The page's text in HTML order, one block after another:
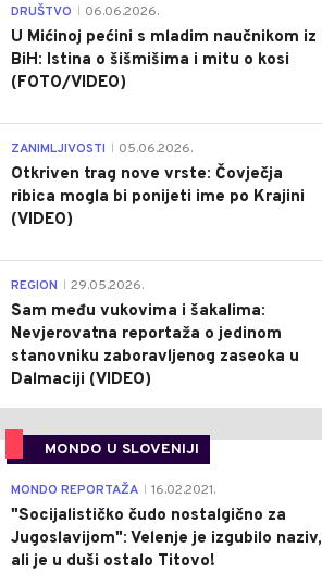
DRUŠTVO 06.06.2026.
U Mićinoj pećini s mladim naučnikom iz
BiH: Istina o šišmišima i mitu o kosi
(FOTO/VIDEO)
ZANIMLJIVOSTI 05.06.2026.
Otkriven trag nove vrste: Čovječja
ribica mogla bi ponijeti ime po Krajini
(VIDEO)
REGION 29.05.2026.
Sam među vukovima i šakalima:
Nevjerovatna reportaža o jedinom
stanovniku zaboravljenog zaseoka u
Dalmaciji (VIDEO)
MONDO U SLOVENIJI
MONDO REPORTAŽA 16.02.2021.
"Socijalističko čudo nostalgično za
Jugoslavijom": Velenje je izgubilo naziv,
ali je u duši ostalo Titovo!